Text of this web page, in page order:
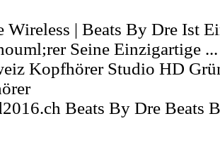
Wireless | Beats By Dre Ist
Seine Einzigartige
Kopfhörer Studio HD
Beats By Dre Beats